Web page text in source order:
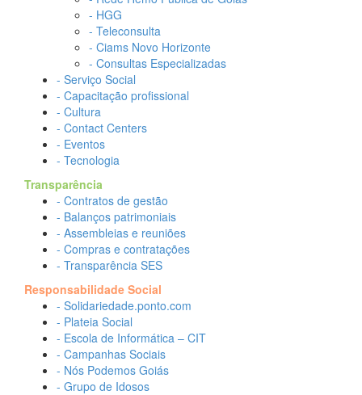
- HGG
- Teleconsulta
- Ciams Novo Horizonte
- Consultas Especializadas
- Serviço Social
- Capacitação profissional
- Cultura
- Contact Centers
- Eventos
- Tecnologia
Transparência
- Contratos de gestão
- Balanços patrimoniais
- Assembleias e reuniões
- Compras e contratações
- Transparência SES
Responsabilidade Social
- Solidariedade.ponto.com
- Plateia Social
- Escola de Informática – CIT
- Campanhas Sociais
- Nós Podemos Goiás
- Grupo de Idosos